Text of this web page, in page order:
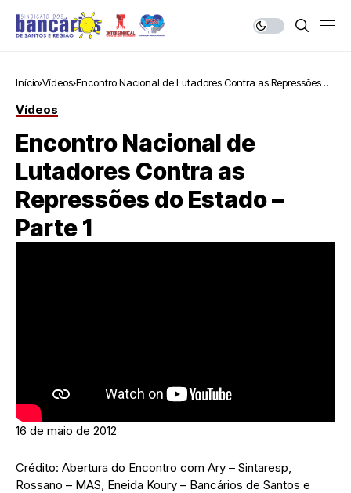
Início Vídeos Encontro Nacional de Lutadores Contra as Repressões do
Vídeos
Encontro Nacional de
Lutadores Contra as
Repressões do Estado –
Parte 1
16 de maio de 2012
Crédito: Abertura do Encontro com Ary – Sintaresp,
Rossano – MAS, Eneida Koury – Bancários de Santos e